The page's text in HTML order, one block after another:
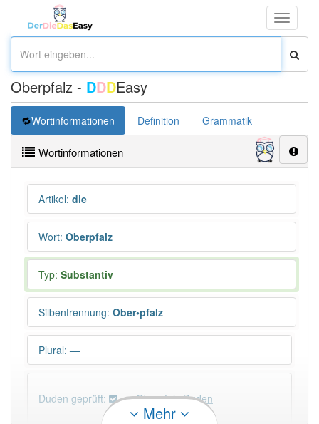
Toggle
Oberpfalz - DDDEasy
Wortinformationen Definition Grammatik
Wortinformationen
Artikel: die
Wort: Oberpfalz
Typ: Substantiv
Silbentrennung: Ober•pfalz
Plural: —
Duden geprüft: Oberpfalz Duden
Mehr